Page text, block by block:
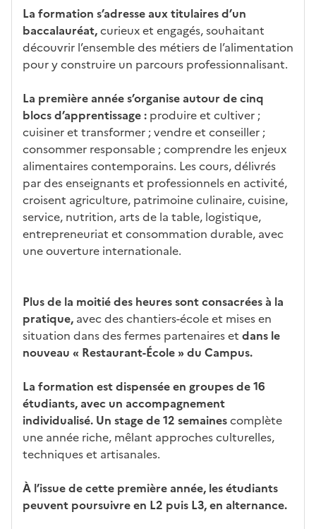
La formation s’adresse aux titulaires d’un
baccalauréat,curieux et engagés, souhaitant
découvrir l’ensemble des métiers de l’alimentation
pour y construire un parcours professionnalisant.
La première année s’organise autour de cinq
blocs d’apprentissage : produire et cultiver ;
cuisiner et transformer ; vendre et conseiller ;
consommer responsable ; comprendre les enjeux
alimentaires contemporains. Les cours, délivrés
par des enseignants et professionnels en activité,
croisent agriculture, patrimoine culinaire, cuisine,
service, nutrition, arts de la table, logistique,
entrepreneuriat et consommation durable, avec
une ouverture internationale.
Plus de la moitié des heures sont consacrées à la
pratique, avec des chantiers-école et mises en
situation dans des fermes partenaires et dans le
nouveau « Restaurant-École » du Campus.
La formation est dispensée en groupes de 16
étudiants, avec un accompagnement
individualisé. Un stage de 12 semainescomplète
une année riche, mêlant approches culturelles,
techniques et artisanales.
À l’issue de cette première année, les étudiants
peuvent poursuivre en L2 puis L3, en alternance.